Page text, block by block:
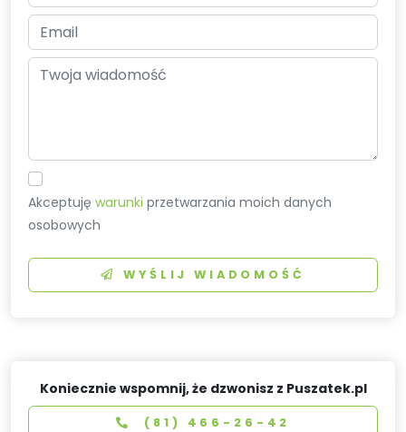
Akceptujęwarunki przetwarzania moich danych
osobowych
WYŚLIJ WIADOMOŚĆ
Koniecznie wspomnij, że dzwonisz z Puszatek.pl
(81) 466-26-42